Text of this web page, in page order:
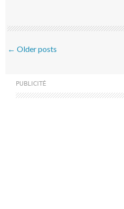
Post navigation
← Older posts
PUBLICITÉ